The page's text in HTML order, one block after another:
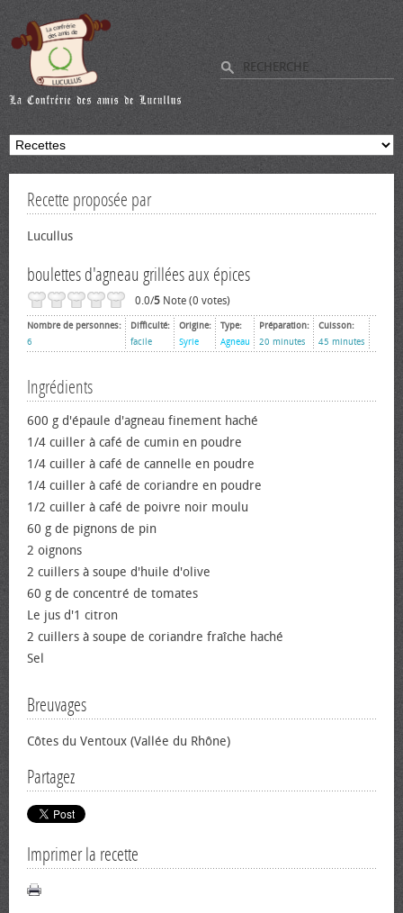
Recette proposée par
Lucullus
boulettes d'agneau grillées aux épices
0.0/5 Note (0 votes)
Nombre de personnes:
6
Difficulté:
facile
Origine:
Syrie
Type:
Agneau
Préparation:
20 minutes
Cuisson:
45 minutes
Ingrédients
600 g d'épaule d'agneau finement haché
1/4 cuiller à café de cumin en poudre
1/4 cuiller à café de cannelle en poudre
1/4 cuiller à café de coriandre en poudre
1/2 cuiller à café de poivre noir moulu
60 g de pignons de pin
2 oignons
2 cuillers à soupe d'huile d'olive
60 g de concentré de tomates
Le jus d'1 citron
2 cuillers à soupe de coriandre fraîche haché
Sel
Breuvages
Côtes du Ventoux (Vallée du Rhône)
Partagez
Imprimer la recette